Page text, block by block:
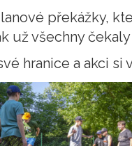
překážky,
už všechny
hranice a akci si